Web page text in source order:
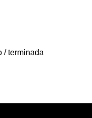
/ terminada